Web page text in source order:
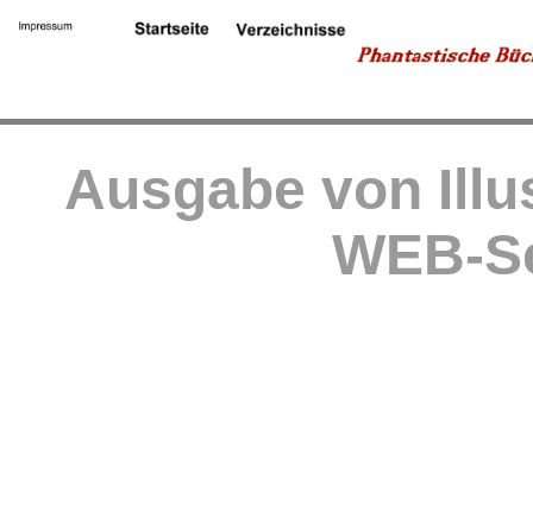
Ausgabe von
WEB-